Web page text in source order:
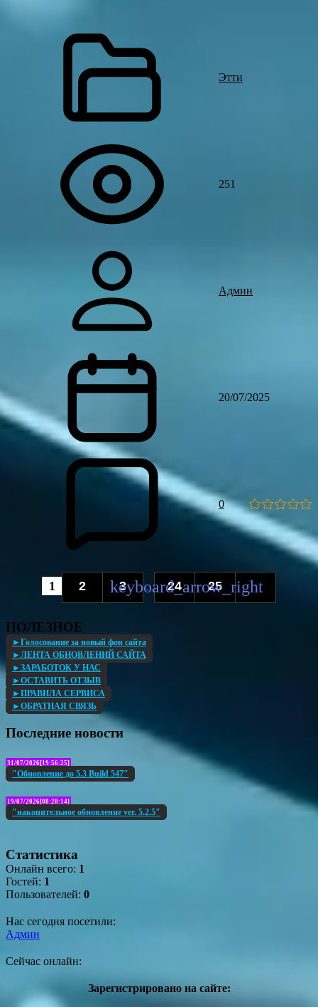
Этти
251
Админ
20/07/2025
0
1 2 3 ... 24 25
ПОЛЕЗНОЕ
►Голосование за новый фон сайта
►ЛЕНТА ОБНОВЛЕНИЙ САЙТА
►ЗАРАБОТОК У НАС
►ОСТАВИТЬ ОТЗЫВ
►ПРАВИЛА СЕРВИСА
►ОБРАТНАЯ СВЯЗЬ
Последние новости
31/07/2026[19:56:25]
"Обновление до 5.3 Build 547"
19/07/2026[08:28:14]
"накопительное обновление ver. 5.2.5"
Статистика
Онлайн всего: 1
Гостей: 1
Пользователей: 0
Нас сегодня посетили:
Админ
Сейчас онлайн:
Зарегистрировано на сайте: